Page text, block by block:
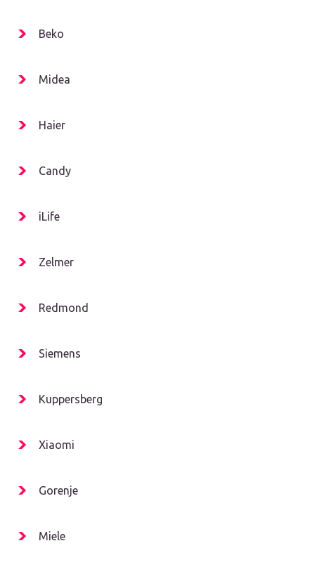
Beko
Midea
Haier
Candy
iLife
Zelmer
Redmond
Siemens
Kuppersberg
Xiaomi
Gorenje
Miele